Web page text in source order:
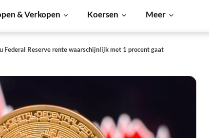
& Verkopen Koersen Meer
Federal Reserve rente waarschijnlijk met 1 procent gaat